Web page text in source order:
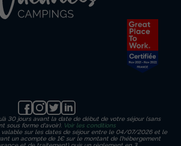
30 jours avant la date de début de votre séjour (sans
sous forme d'avoir). Voir les conditions
valable sur les dates de séjour entre le 04/07/2026 et le
un acompte de 1€ sur le montant de l’hébergement